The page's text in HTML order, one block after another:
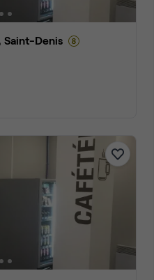
Saint-Denis